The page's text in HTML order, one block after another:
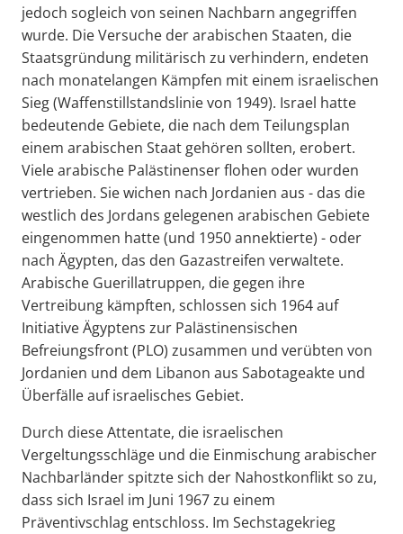
jedoch sogleich von seinen Nachbarn angegriffen
wurde. Die Versuche der arabischen Staaten, die
Staatsgründung militärisch zu verhindern, endeten
nach monatelangen Kämpfen mit einem israelischen
Sieg (Waffenstillstandslinie von 1949). Israel hatte
bedeutende Gebiete, die nach dem Teilungsplan
einem arabischen Staat gehören sollten, erobert.
Viele arabische Palästinenser flohen oder wurden
vertrieben. Sie wichen nach Jordanien aus - das die
westlich des Jordans gelegenen arabischen Gebiete
eingenommen hatte (und 1950 annektierte) - oder
nach Ägypten, das den Gazastreifen verwaltete.
Arabische Guerillatruppen, die gegen ihre
Vertreibung kämpften, schlossen sich 1964 auf
Initiative Ägyptens zur Palästinensischen
Befreiungsfront (PLO) zusammen und verübten von
Jordanien und dem Libanon aus Sabotageakte und
Überfälle auf israelisches Gebiet.
Durch diese Attentate, die israelischen
Vergeltungsschläge und die Einmischung arabischer
Nachbarländer spitzte sich der Nahostkonflikt so zu,
dass sich Israel im Juni 1967 zu einem
Präventivschlag entschloss. Im Sechstagekrieg